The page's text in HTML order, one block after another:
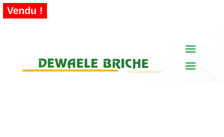
Vendu !